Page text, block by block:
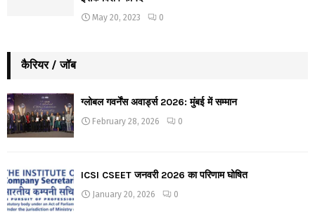
May 20, 2023 0
कैरियर / जॉब
ग्लोबल गवर्नेंस अवार्ड्स 2026: मुंबई में सम्मान
February 28, 2026 0
ICSI CSEET जनवरी 2026 का परिणाम घोषित
January 20, 2026 0